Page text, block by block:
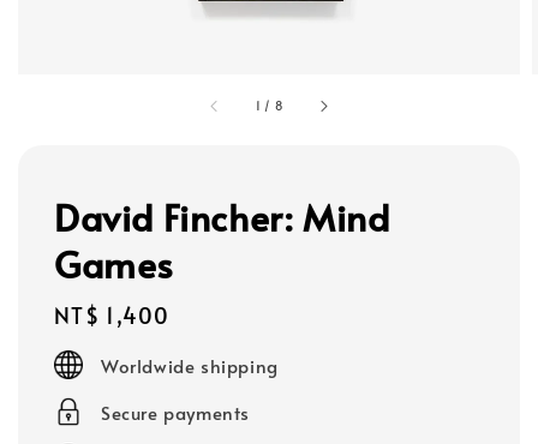
1 / 8
David Fincher: Mind
Games
Regular
price
NT$ 1,400
Worldwide shipping
Secure payments